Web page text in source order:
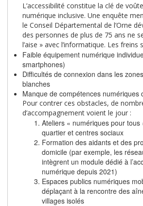
L’accessibilité constitue la clé de
numérique inclusive. Une enquête
le Conseil Départemental de l’Orne
des personnes de plus de 75 ans ne
l’aise » avec l’informatique. Les freins
Faible équipement numérique
smartphones)
Difficultés de connexion dans les
blanches
Manque de compétences numériques
Pour contrer ces obstacles, de
d’accompagnement voient le jour :
Ateliers « numériques pour tous
quartier et centres sociaux
Formation des aidants et des
domicile (par exemple, les
intègrent un module dédié à
numérique depuis 2021)
Espaces publics numériques
déplaçant à la rencontre des
villages isolés